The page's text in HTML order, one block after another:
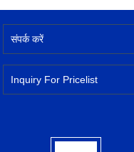
संपर्क करें
Inquiry For Pricelist